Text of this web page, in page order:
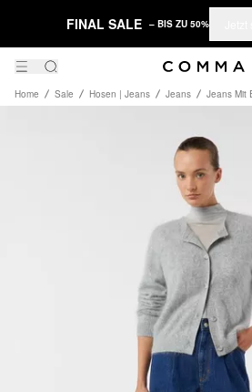
FINAL SALE – BIS ZU 50%
Home Sale Hosen | Jeans Jeans Jeans Mit